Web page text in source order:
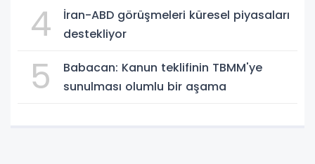
4
İran-ABD görüşmeleri küresel piyasaları
destekliyor
5
Babacan: Kanun teklifinin TBMM'ye
sunulması olumlu bir aşama